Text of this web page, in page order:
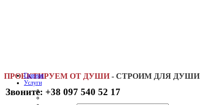
ПРОЕКТИРУЕМ ОТ ДУШИ - СТРОИМ ДЛЯ ДУШИ
Звоните: +38 097 540 52 17
Главная
Услуги